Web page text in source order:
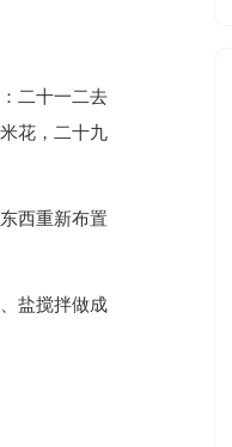
二十一二去
花，二十九
西重新布置
盐搅拌做成